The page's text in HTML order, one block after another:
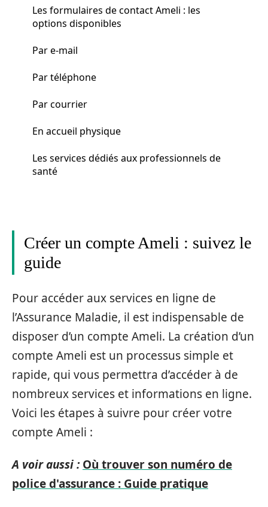
Les formulaires de contact Ameli : les
options disponibles
Par e-mail
Par téléphone
Par courrier
En accueil physique
Les services dédiés aux professionnels de
santé
Créer un compte Ameli : suivez le
guide
Pour accéder aux services en ligne de
l’Assurance Maladie, il est indispensable de
disposer d’un compte Ameli. La création d’un
compte Ameli est un processus simple et
rapide, qui vous permettra d’accéder à de
nombreux services et informations en ligne.
Voici les étapes à suivre pour créer votre
compte Ameli :
A voir aussi : Où trouver son numéro de
police d'assurance : Guide pratique